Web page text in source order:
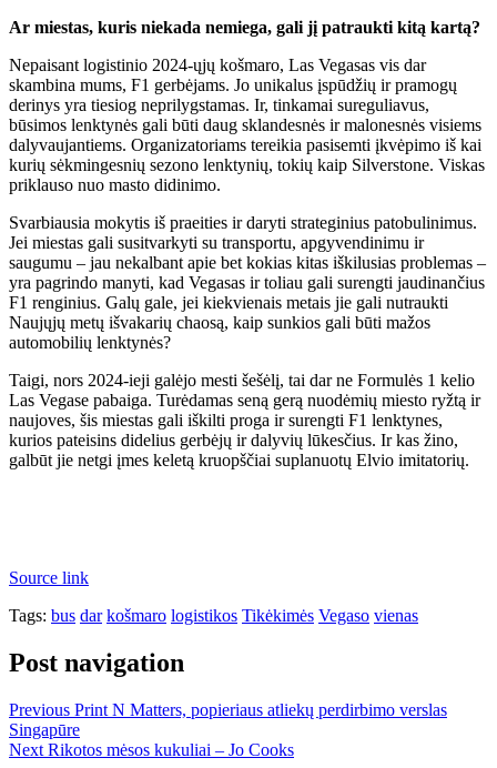
Ar miestas, kuris niekada nemiega, gali jį patraukti kitą kartą?
Nepaisant logistinio 2024-ųjų košmaro, Las Vegasas vis dar
skambina mums, F1 gerbėjams. Jo unikalus įspūdžių ir pramogų
derinys yra tiesiog neprilygstamas. Ir, tinkamai sureguliavus,
būsimos lenktynės gali būti daug sklandesnės ir malonesnės visiems
dalyvaujantiems. Organizatoriams tereikia pasisemti įkvėpimo iš kai
kurių sėkmingesnių sezono lenktynių, tokių kaip Silverstone. Viskas
priklauso nuo masto didinimo.
Svarbiausia mokytis iš praeities ir daryti strateginius patobulinimus.
Jei miestas gali susitvarkyti su transportu, apgyvendinimu ir
saugumu – jau nekalbant apie bet kokias kitas iškilusias problemas –
yra pagrindo manyti, kad Vegasas ir toliau gali surengti jaudinančius
F1 renginius. Galų gale, jei kiekvienais metais jie gali nutraukti
Naujųjų metų išvakarių chaosą, kaip sunkios gali būti mažos
automobilių lenktynės?
Taigi, nors 2024-ieji galėjo mesti šešėlį, tai dar ne Formulės 1 kelio
Las Vegase pabaiga. Turėdamas seną gerą nuodėmių miesto ryžtą ir
naujoves, šis miestas gali iškilti proga ir surengti F1 lenktynes,
kurios pateisins didelius gerbėjų ir dalyvių lūkesčius. Ir kas žino,
galbūt jie netgi įmes keletą kruopščiai suplanuotų Elvio imitatorių.
Source link
Tags: bus dar košmaro logistikos Tikėkimės Vegaso vienas
Post navigation
Previous Print N Matters, popieriaus atliekų perdirbimo verslas
Singapūre
Next Rikotos mėsos kukuliai – Jo Cooks